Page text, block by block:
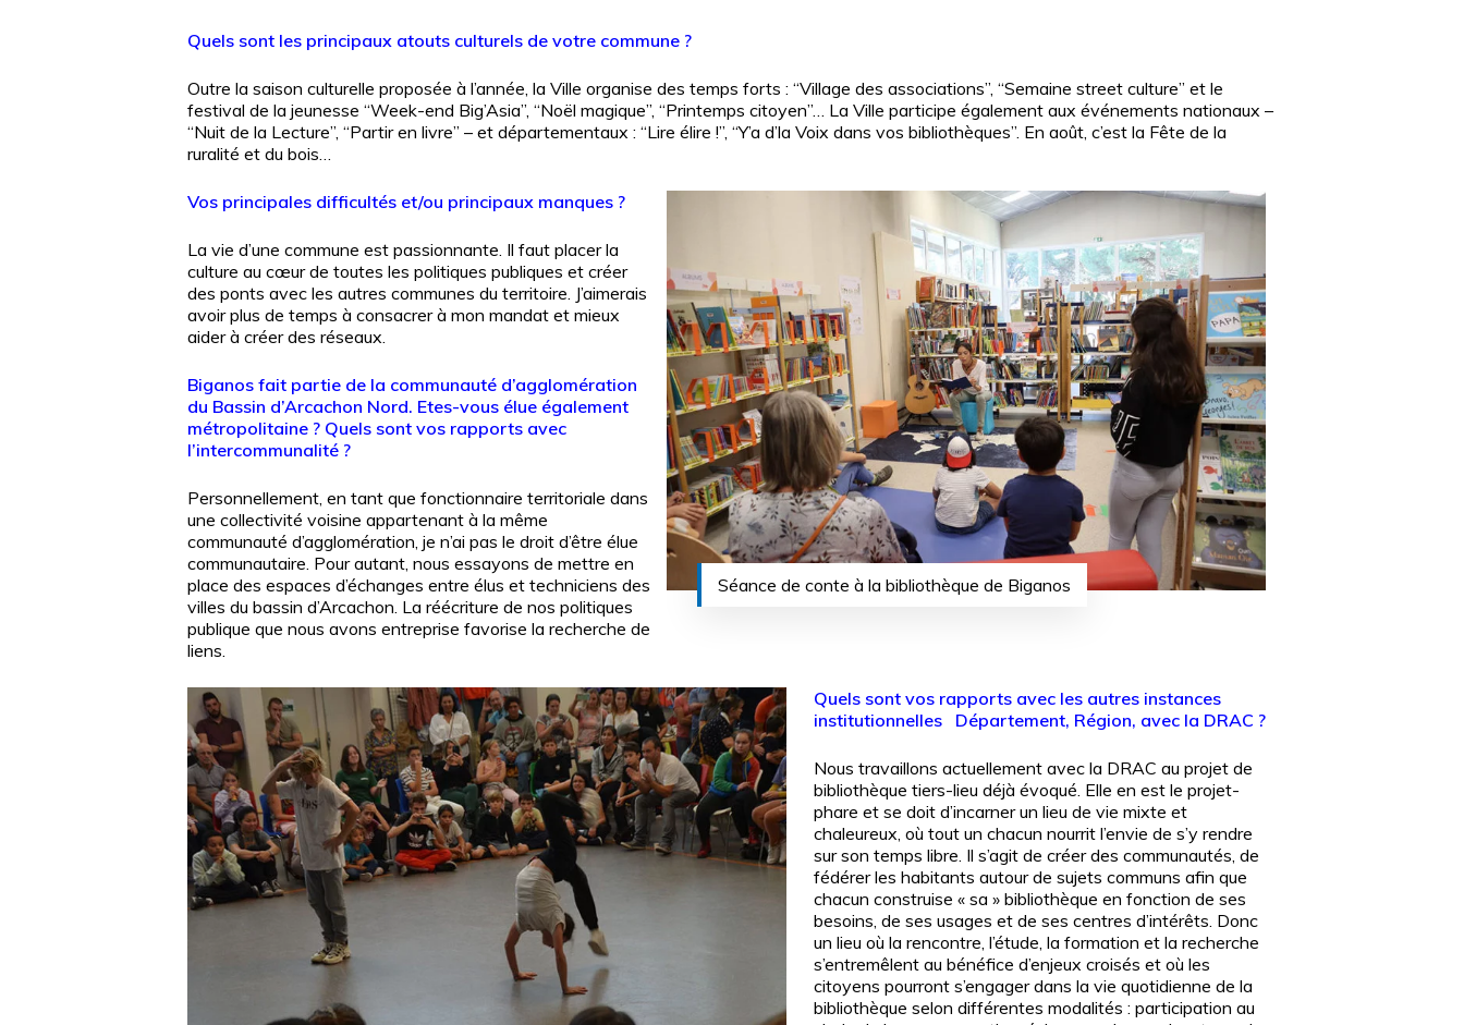
Quels sont les principaux atouts culturels de votre commune ?
Outre la saison culturelle proposée à l’année, la Ville organise des temps forts : “Village des associations”, “Semaine street culture” et le
festival de la jeunesse “Week-end Big’Asia”, “Noël magique”, “Printemps citoyen”… La Ville participe également aux événements nationaux –
“Nuit de la Lecture”, “Partir en livre” – et départementaux : “Lire élire !”, “Y’a d’la Voix dans vos bibliothèques”. En août, c’est la Fête de la
ruralité et du bois…
Séance de conte à la bibliothèque de Biganos
Vos principales difficultés et/ou principaux manques ?
La vie d’une commune est passionnante. Il faut placer la
culture au cœur de toutes les politiques publiques et créer
des ponts avec les autres communes du territoire. J’aimerais
avoir plus de temps à consacrer à mon mandat et mieux
aider à créer des réseaux.
Biganos fait partie de la communauté d’agglomération
du Bassin d’Arcachon Nord. Etes-vous élue également
métropolitaine ? Quels sont vos rapports avec
l’intercommunalité ?
Personnellement, en tant que fonctionnaire territoriale dans
une collectivité voisine appartenant à la même
communauté d’agglomération, je n’ai pas le droit d’être élue
communautaire. Pour autant, nous essayons de mettre en
place des espaces d’échanges entre élus et techniciens des
villes du bassin d’Arcachon. La réécriture de nos politiques
publique que nous avons entreprise favorise la recherche de
liens.
Quels sont vos rapports avec les autres instances
institutionnelles Département, Région, avec la DRAC ?
Nous travaillons actuellement avec la DRAC au projet de
bibliothèque tiers-lieu déjà évoqué. Elle en est le projet-
phare et se doit d’incarner un lieu de vie mixte et
chaleureux, où tout un chacun nourrit l’envie de s’y rendre
sur son temps libre. Il s’agit de créer des communautés, de
fédérer les habitants autour de sujets communs afin que
chacun construise « sa » bibliothèque en fonction de ses
besoins, de ses usages et de ses centres d’intérêts. Donc
un lieu où la rencontre, l’étude, la formation et la recherche
s’entremêlent au bénéfice d’enjeux croisés et où les
citoyens pourront s’engager dans la vie quotidienne de la
bibliothèque selon différentes modalités : participation au